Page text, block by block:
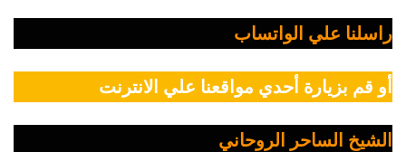
راسلنا علي الواتساب
أو قم بزيارة أحدي مواقعنا علي الانترنت
الشيخ الساحر الروحاني